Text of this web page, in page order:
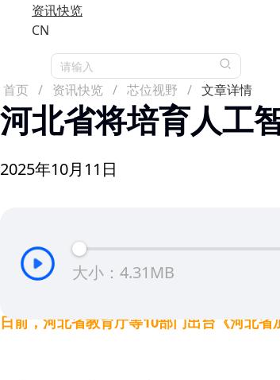
资讯快览
CN
请输入
首页 / 资讯快览 / 芯位视野 / 文章详情
河北省将培育人工
2025年10月11日
大小：4.31MB
日前，河北省教育厅等10部门出台《河北